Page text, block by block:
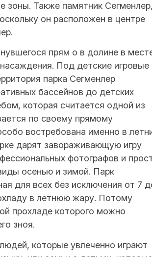
зоны. Также памятник Сегменлер,
он расположен в центре
прям о в долине в
Под детские игровые
парка Сегменлер
бассейнов до детских
которая считается одной из
по своему прямому
востребована именно в
дарят завораживающую игру
фотографов и
осенью и зимой. Парк
для всех без исключения от 7
в летнюю жару. Потому
прохладе которого можно
зноя.
которые увлеченно играют